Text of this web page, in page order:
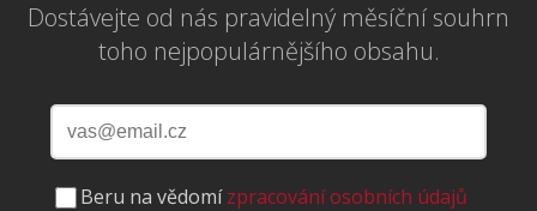
Dostávejte od nás pravidelný měsíční souhrn
toho nejpopulárnějšího obsahu.
Beru na vědomízpracování osobních údajů